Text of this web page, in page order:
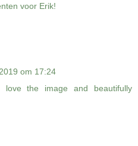
voor Erik!
om 17:24
love the image and beautifully